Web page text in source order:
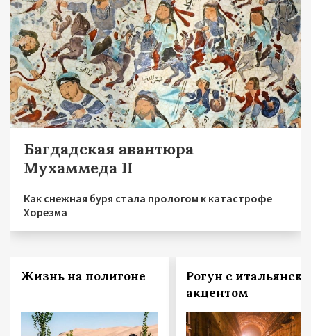
Багдадская авантюра
Мухаммеда II
Как снежная буря стала прологом к катастрофе
Хорезма
Жизнь на полигоне
Рогун с
акцентом